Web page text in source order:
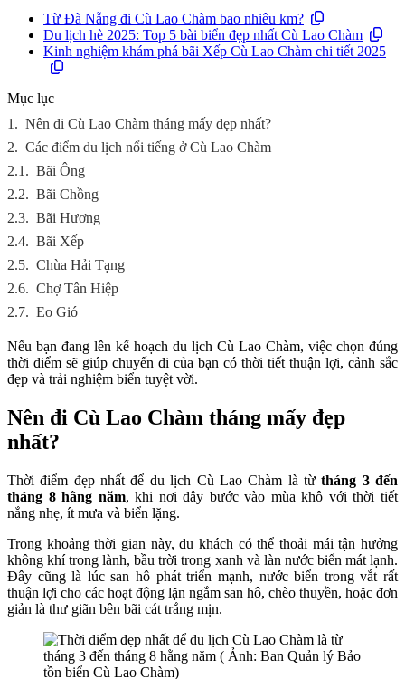
Từ Đà Nẵng đi Cù Lao Chàm bao nhiêu km?
Du lịch hè 2025: Top 5 bài biển đẹp nhất Cù Lao Chàm
Kinh nghiệm khám phá bãi Xếp Cù Lao Chàm chi tiết 2025
Mục lục
1. Nên đi Cù Lao Chàm tháng mấy đẹp nhất?
2. Các điểm du lịch nổi tiếng ở Cù Lao Chàm
2.1. Bãi Ông
2.2. Bãi Chồng
2.3. Bãi Hương
2.4. Bãi Xếp
2.5. Chùa Hải Tạng
2.6. Chợ Tân Hiệp
2.7. Eo Gió
Nếu bạn đang lên kế hoạch du lịch Cù Lao Chàm, việc chọn đúng
thời điểm sẽ giúp chuyến đi của bạn có thời tiết thuận lợi, cảnh sắc
đẹp và trải nghiệm biển tuyệt vời.
Nên đi Cù Lao Chàm tháng mấy đẹp
nhất?
Thời điểm đẹp nhất để du lịch Cù Lao Chàm là từtháng 3 đến
tháng 8 hằng năm, khi nơi đây bước vào mùa khô với thời tiết
nắng nhẹ, ít mưa và biển lặng.
Trong khoảng thời gian này, du khách có thể thoải mái tận hưởng
không khí trong lành, bầu trời trong xanh và làn nước biển mát lạnh.
Đây cũng là lúc san hô phát triển mạnh, nước biển trong vắt rất
thuận lợi cho các hoạt động lặn ngắm san hô, chèo thuyền, hoặc đơn
giản là thư giãn bên bãi cát trắng mịn.